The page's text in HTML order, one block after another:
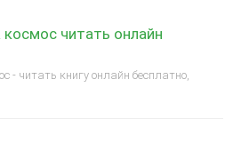
читать онлайн
- читать книгу онлайн бесплатно,